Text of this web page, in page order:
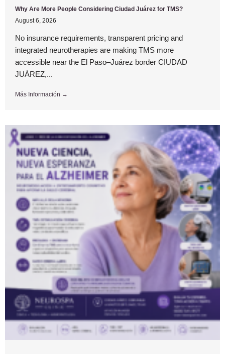
Why Are More People Considering Ciudad Juárez for TMS?
August 6, 2026
No insurance requirements, transparent pricing and
integrated neurotherapies are making TMS more
accessible near the El Paso–Juárez border CIUDAD
JUÁREZ,...
Más Información →